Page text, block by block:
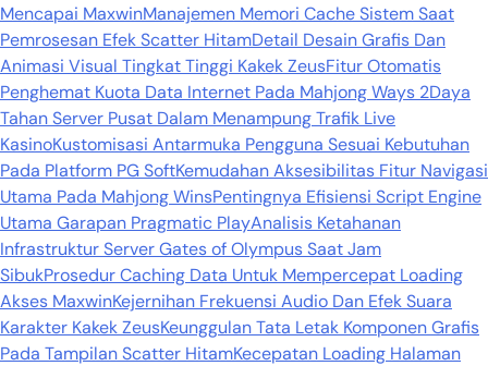
Mencapai MaxwinManajemen Memori Cache Sistem Saat
Pemrosesan Efek Scatter HitamDetail Desain Grafis Dan
Animasi Visual Tingkat Tinggi Kakek ZeusFitur Otomatis
Penghemat Kuota Data Internet Pada Mahjong Ways 2Daya
Tahan Server Pusat Dalam Menampung Trafik Live
KasinoKustomisasi Antarmuka Pengguna Sesuai Kebutuhan
Pada Platform PG SoftKemudahan Aksesibilitas Fitur Navigasi
Utama Pada Mahjong WinsPentingnya Efisiensi Script Engine
Utama Garapan Pragmatic PlayAnalisis Ketahanan
Infrastruktur Server Gates of Olympus Saat Jam
SibukProsedur Caching Data Untuk Mempercepat Loading
Akses MaxwinKejernihan Frekuensi Audio Dan Efek Suara
Karakter Kakek ZeusKeunggulan Tata Letak Komponen Grafis
Pada Tampilan Scatter HitamKecepatan Loading Halaman